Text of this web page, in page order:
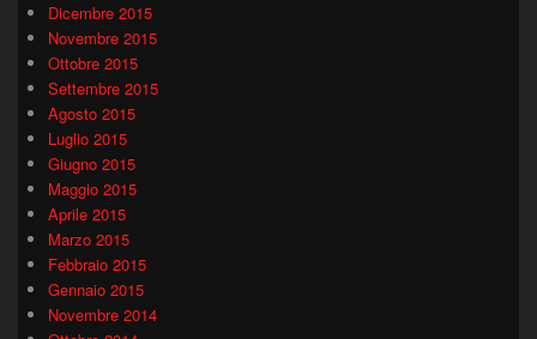
Dicembre 2015
Novembre 2015
Ottobre 2015
Settembre 2015
Agosto 2015
Luglio 2015
Giugno 2015
Maggio 2015
Aprile 2015
Marzo 2015
Febbraio 2015
Gennaio 2015
Novembre 2014